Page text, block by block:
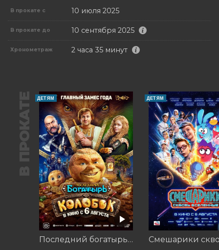
В прокате с 10 июля 2025
В прокате до 10 сентября 2025
Хронометраж 2 часа 35 минут
В ПРОКАТЕ ДЕТЯМ
Последний богатырь. Колобок
ДЕТЯМ